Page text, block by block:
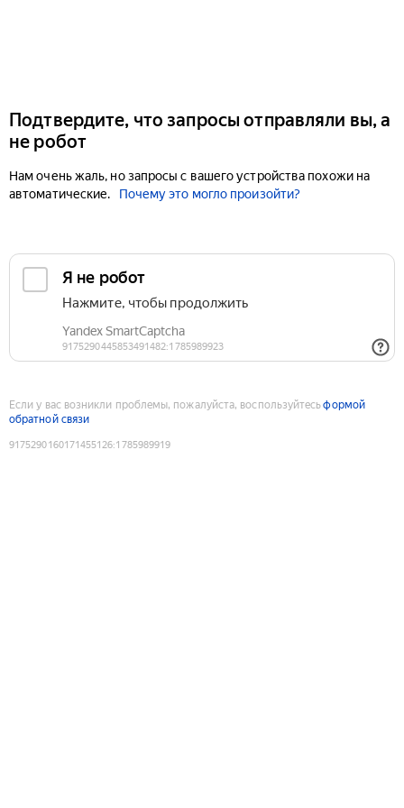
Подтвердите, что запросы отправляли вы, а
не робот
Нам очень жаль, но запросы с вашего устройства похожи на
автоматические.
Почему это могло произойти?
Если у вас возникли проблемы, пожалуйста, воспользуйтесьформой
обратной связи
9175290160171455126:1785989919